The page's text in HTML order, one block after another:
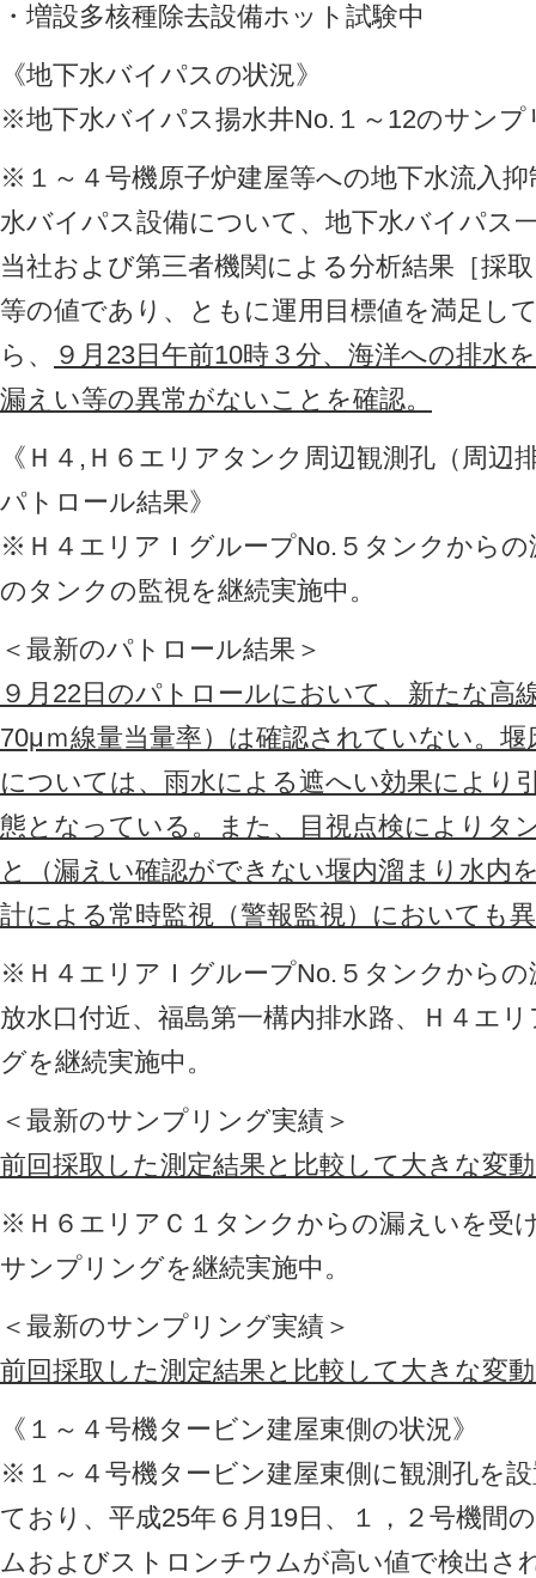
・増設多核種除去設備ホット試験中
《地下水バイパスの状況》
※地下水バイパス揚水井No.１～12のサンプ
※１～４号機原子炉建屋等への地下水流入
水バイパス設備について、地下水バイパス
当社および第三者機関による分析結果［採
等の値であり、ともに運用目標値を満足し
ら、
９月23日午前10時３分、海洋への排水
漏えい等の異常がないことを確認。
《Ｈ４,Ｈ６エリアタンク周辺観測孔（周辺
パトロール結果》
※Ｈ４エリアＩグループNo.５タンクから
のタンクの監視を継続実施中。
＜最新のパトロール結果＞
９月22日のパトロールにおいて、新たな高
70μｍ線量当量率）は確認されていない。
については、雨水による遮へい効果により
態となっている。また、目視点検によりタ
と（漏えい確認ができない堰内溜まり水内
計による常時監視（警報監視）においても
※Ｈ４エリアＩグループNo.５タンクから
放水口付近、福島第一構内排水路、Ｈ４エ
グを継続実施中。
＜最新のサンプリング実績＞
前回採取した測定結果と比較して大きな変
※Ｈ６エリアＣ１タンクからの漏えいを受
サンプリングを継続実施中。
＜最新のサンプリング実績＞
前回採取した測定結果と比較して大きな変
《１～４号機タービン建屋東側の状況》
※１～４号機タービン建屋東側に観測孔を
ており、平成25年６月19日、１，２号機間
ムおよびストロンチウムが高い値で検出さ